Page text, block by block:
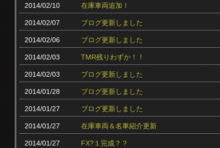
2014/02/10 在庫車両追加！
2014/02/07 ブログ更新しました
2014/02/06 ブログ更新しました
2014/02/03 TMR残りわずか！！
2014/02/03 ブログ更新しました
2014/01/28 ブログ更新しました
2014/01/27 ブログ更新しました
2014/01/27 在庫車両＆名車紹介更新
2014/01/27 FX?１完成？？